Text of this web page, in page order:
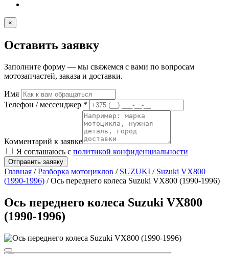
×
Оставить заявку
Заполните форму — мы свяжемся с вами по вопросам
мотозапчастей, заказа и доставки.
Имя
Телефон / мессенджер *
Комментарий к заявке
Я соглашаюсь с политикой конфиденциальности
Отправить заявку
Главная /Разборка мотоциклов / SUZUKI / Suzuki VX800
(1990-1996) / Ось переднего колеса Suzuki VX800 (1990-1996)
Ось переднего колеса Suzuki VX800
(1990-1996)